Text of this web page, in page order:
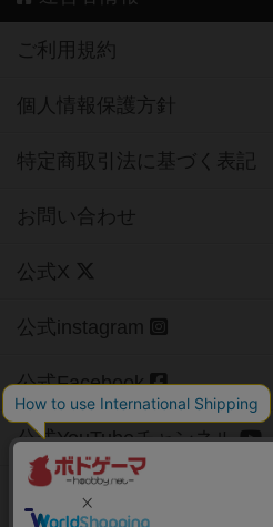
ご利用規約
個人情報保護方針
特定商取引法に基づく表記
お問い合わせ
公式X
公式instagram
公式Facebook
公式YouTubeチャンネル